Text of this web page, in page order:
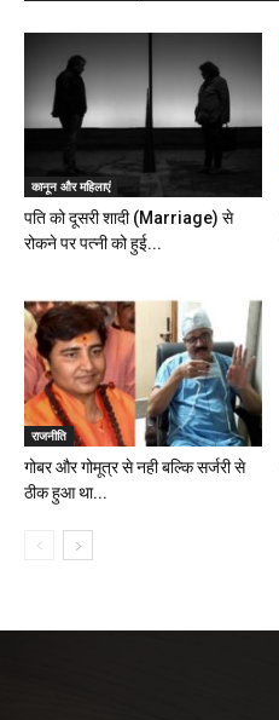
कानून और महिलाएं
पति को दूसरी शादी (Marriage) से
रोकने पर पत्नी को हुई...
राजनीति
गोबर और गोमूत्र से नही बल्कि सर्जरी से
ठीक हुआ था...